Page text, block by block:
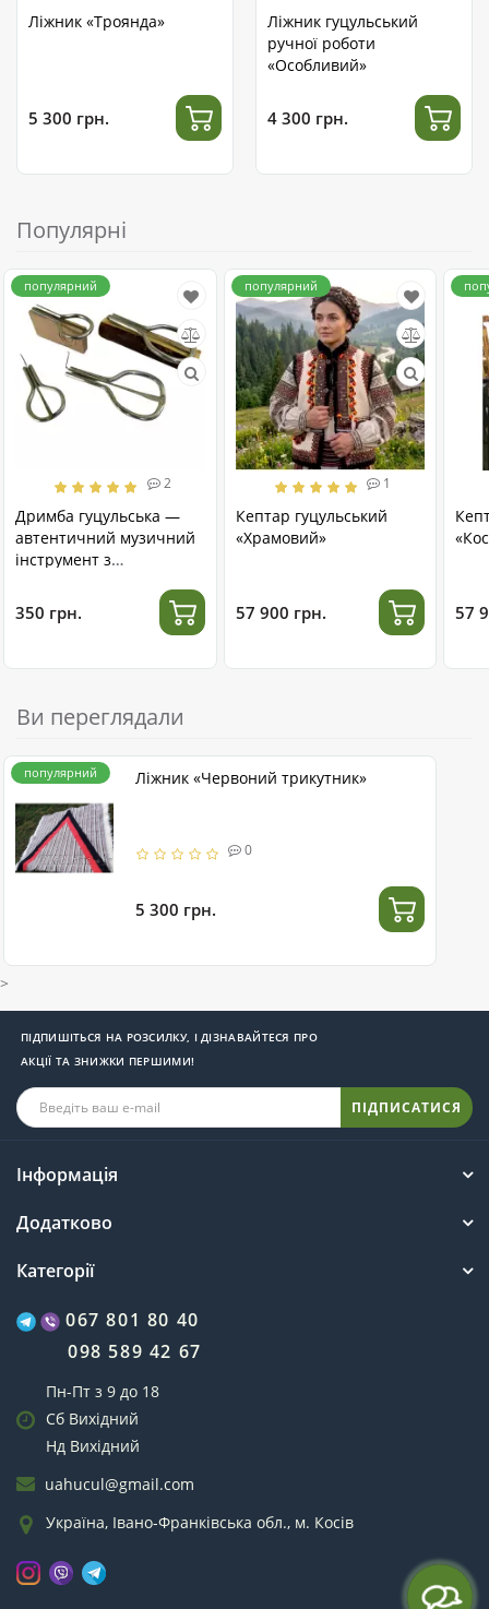
Ліжник «Троянда»
5 300 грн.
Ліжник гуцульський
ручної роботи
«Особливий»
4 300 грн.
Популярні
популярний
2
Дримба гуцульська —
автентичний музичний
інструмент з
350 грн.
популярний
1
Кептар гуцульський
«Храмовий»
57 900 грн. 57
Ви переглядали
популярний Ліжник «Червоний трикутник»
0
5 300 грн.
>
ПІДПИШІТЬСЯ НА РОЗСИЛКУ, І ДІЗНАВАЙТЕСЯ ПРО
АКЦІЇ ТА ЗНИЖКИ ПЕРШИМИ!
ПІДПИСАТИСЯ
Інформація
Додатково
Категорії
067 801 80 40
098 589 42 67
Пн-Пт з 9 до 18
Сб Вихідний
Нд Вихідний
uahucul@gmail.com
Україна, Івано-Франківська обл., м. Косів